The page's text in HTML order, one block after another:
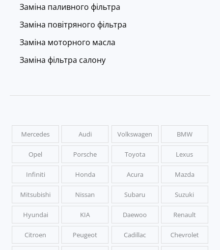
Заміна паливного фільтра
Заміна повітряного фільтра
Заміна моторного масла
Заміна фільтра салону
Mercedes Audi Volkswagen BMW
Opel Porsche Toyota Lexus
Infiniti Honda Acura Mazda
Mitsubishi Nissan Subaru Suzuki
Hyundai KIA Daewoo Renault
Citroen Peugeot Cadillac Chevrolet